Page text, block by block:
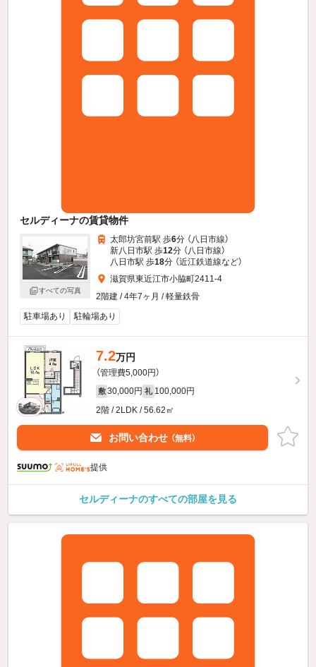
セルディーナの賃貸物件
すべての写真
太郎坊宮前駅 歩6分 （八日市線）
新八日市駅 歩12分 （八日市線）
八日市駅 歩18分 （近江鉄道線など）
滋賀県東近江市小脇町2411-4
2階建 / 4年7ヶ月 / 軽量鉄骨
駐車場あり
駐輪場あり
7.2万円
（管理費5,000円）
敷 30,000円 礼 100,000円
2階 / 2LDK / 56.62㎡
お問い合わせ （無料）
提供
セルディーナのすべての部屋を見る